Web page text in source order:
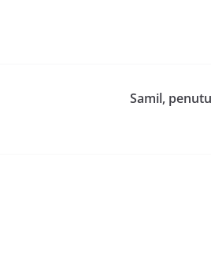
Samil,